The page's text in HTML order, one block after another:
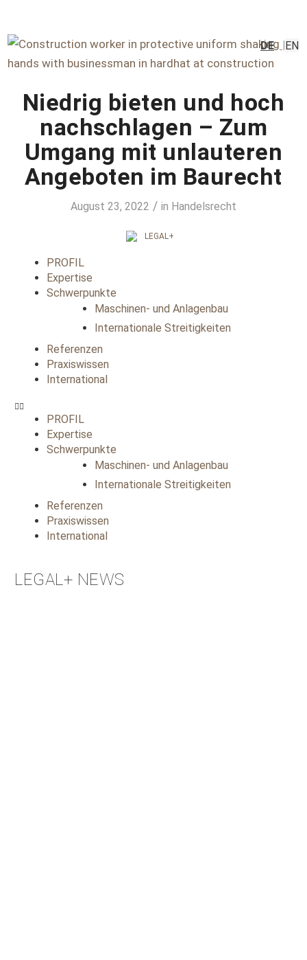
Niedrig bieten und hoch
nachschlagen – Zum
Umgang mit unlauteren
Angeboten im Baurecht
August 23, 2022 / in Handelsrecht
PROFIL
Expertise
Schwerpunkte
Maschinen- und Anlagenbau
Internationale Streitigkeiten
Referenzen
Praxiswissen
International
PROFIL
Expertise
Schwerpunkte
Maschinen- und Anlagenbau
Internationale Streitigkeiten
Referenzen
Praxiswissen
International
LEGAL+ NEWS
DE EN